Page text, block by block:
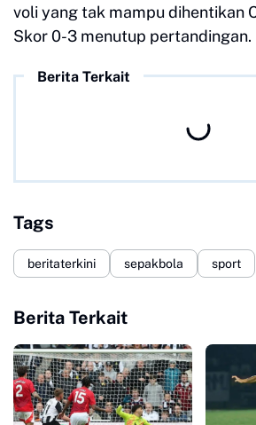
voli yang tak mampu dihentikan
Skor 0-3 menutup pertandingan.
Berita Terkait
Tags
beritaterkini sepakbola sport
Berita Terkait